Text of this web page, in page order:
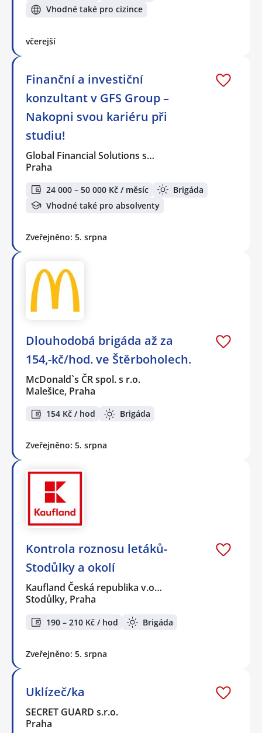
Vhodné také pro cizince
včerejší
Finanční a investiční
konzultant v GFS Group –
Nakopni svou kariéru při
studiu!
Global Financial Solutions s…
Praha
24 000 – 50 000 Kč / měsíc
Brigáda
Vhodné také pro absolventy
Zveřejněno: 5. srpna
Dlouhodobá brigáda až za
154,-kč/hod. ve Štěrboholech.
McDonald`s ČR spol. s r.o.
Malešice, Praha
154 Kč / hod Brigáda
Zveřejněno: 5. srpna
Kontrola roznosu letáků-
Stodůlky a okolí
Kaufland Česká republika v.o…
Stodůlky, Praha
190 – 210 Kč / hod Brigáda
Zveřejněno: 5. srpna
Uklízeč/ka
SECRET GUARD s.r.o.
Praha